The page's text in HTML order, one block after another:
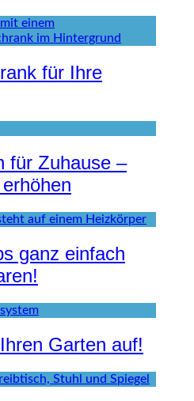
für Ihre
für Zuhause –
ganz einfach
Garten auf!